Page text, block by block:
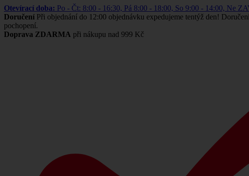
Otevírací doba: Po - Čt: 8:00 - 16:30, Pá 8:00 - 18:00, So 9:00 - 14:00, Ne
Doručení Při objednání do 12:00 objednávku expedujeme tentýž den!
pochopení.
Doprava ZDARMA při nákupu nad 999 Kč